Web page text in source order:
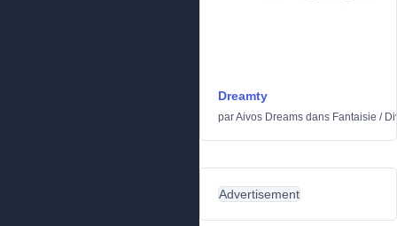
Dreamty
parAivos Dreams dans Fantaisie /
Advertisement